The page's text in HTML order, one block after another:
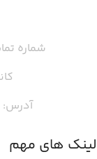
شماره
آدرس:
لینک های مهم